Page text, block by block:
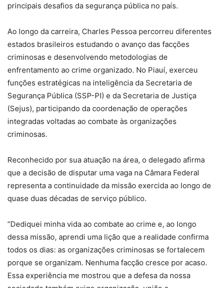
principais desafios da segurança pública no país.
Ao longo da carreira, Charles Pessoa percorreu diferentes
estados brasileiros estudando o avanço das facções
criminosas e desenvolvendo metodologias de
enfrentamento ao crime organizado. No Piauí, exerceu
funções estratégicas na inteligência da Secretaria de
Segurança Pública (SSP-PI) e da Secretaria de Justiça
(Sejus), participando da coordenação de operações
integradas voltadas ao combate às organizações
criminosas.
Reconhecido por sua atuação na área, o delegado afirma
que a decisão de disputar uma vaga na Câmara Federal
representa a continuidade da missão exercida ao longo de
quase duas décadas de serviço público.
“Dediquei minha vida ao combate ao crime e, ao longo
dessa missão, aprendi uma lição que a realidade confirma
todos os dias: as organizações criminosas se fortalecem
porque se organizam. Nenhuma facção cresce por acaso.
Essa experiência me mostrou que a defesa da nossa